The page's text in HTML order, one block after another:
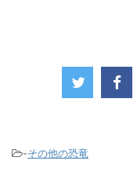
-その他の恐竜